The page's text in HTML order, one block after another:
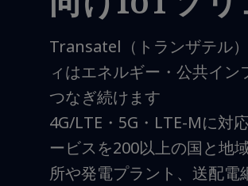
Transatel（トランザテル
ィはエネルギー・公共イ
つなぎ続けます
4G/LTE・5G・LTE-Mに対
ービスを200以上の国と地
所や発電プラント、送配